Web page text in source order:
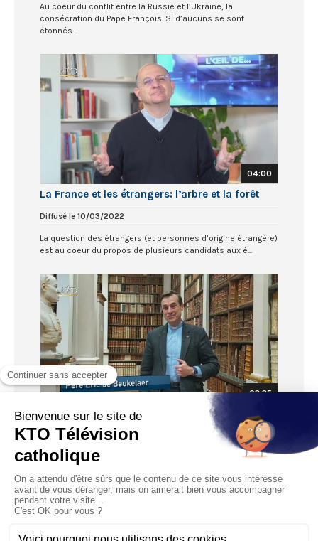
Au coeur du conflit entre la Russie et l’Ukraine, la
consécration du Pape François. Si d’aucuns se sont
étonnés...
04:00
La France et les étrangers: l’arbre et la forêt
Diffusé le 10/03/2022
La question des étrangers (et personnes d’origine étrangère)
est au coeur du propos de plusieurs candidats aux é...
03:35
Démarche de carême: la synodalité pour
soigner la rigidité mentale
Diffusé le 03/03/2022
nous ont tous structurés mentalement d’une certaine f...